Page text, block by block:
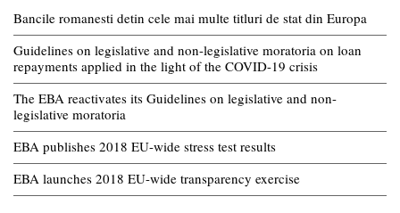
Bancile romanesti detin cele mai multe titluri de stat din Europa
Guidelines on legislative and non-legislative moratoria on loan
repayments applied in the light of the COVID-19 crisis
The EBA reactivates its Guidelines on legislative and non-
legislative moratoria
EBA publishes 2018 EU-wide stress test results
EBA launches 2018 EU-wide transparency exercise